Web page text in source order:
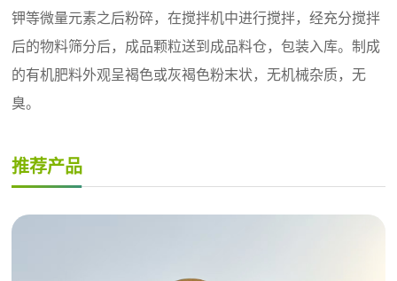
钾等微量元素之后粉碎，在搅拌机中进行搅拌，经充分搅拌
后的物料筛分后，成品颗粒送到成品料仓，包装入库。制成
的有机肥料外观呈褐色或灰褐色粉末状，无机械杂质，无
臭。
推荐产品